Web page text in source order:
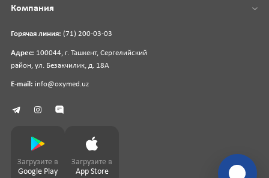
Горячая линия: (71) 200-03-03
Адрес: 100044, г. Ташкент, Сергелийский
район, ул. Безакчилик, д. 18А
E-mail: info@oxymed.uz
Компания
Загрузите в
Google Play
Загрузите в
App Store